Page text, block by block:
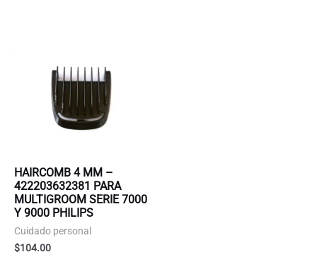
HAIRCOMB 4 MM –
422203632381 PARA
MULTIGROOM SERIE 7000
Y 9000 PHILIPS
Cuidado personal
$104.00